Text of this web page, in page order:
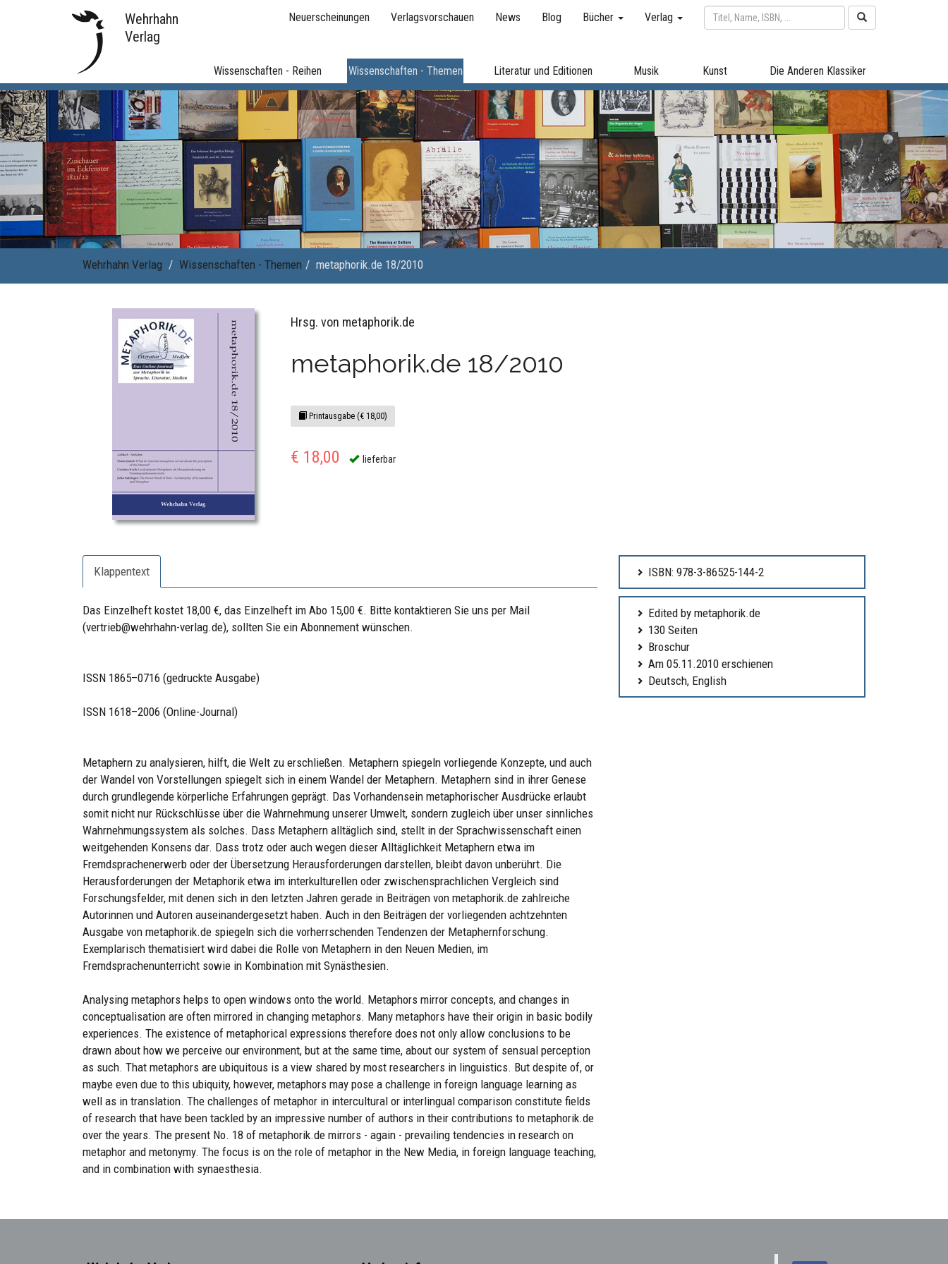
Wehrhahn
Verlag
Neuerscheinungen Verlagsvorschauen News Blog Bücher Verlag
Wissenschaften - Reihen Wissenschaften - Themen Literatur und Editionen Musik Kunst Die Anderen Klassiker
Wehrhahn Verlag Wissenschaften - Themen metaphorik.de 18/2010
Hrsg. von metaphorik.de
metaphorik.de 18/2010
Printausgabe (€ 18,00)
€ 18,00 lieferbar
Klappentext
Das Einzelheft kostet 18,00 €, das Einzelheft im Abo 15,00 €. Bitte kontaktieren Sie uns per Mail
(vertrieb@wehrhahn-verlag.de), sollten Sie ein Abonnement wünschen.
ISSN 1865–0716 (gedruckte Ausgabe)
ISSN 1618–2006 (Online-Journal)
Metaphern zu analysieren, hilft, die Welt zu erschließen. Metaphern spiegeln vorliegende Konzepte, und auch
der Wandel von Vorstellungen spiegelt sich in einem Wandel der Metaphern. Metaphern sind in ihrer Genese
durch grundlegende körperliche Erfahrungen geprägt. Das Vorhandensein metaphorischer Ausdrücke erlaubt
somit nicht nur Rückschlüsse über die Wahrnehmung unserer Umwelt, sondern zugleich über unser sinnliches
Wahrnehmungssystem als solches. Dass Metaphern alltäglich sind, stellt in der Sprachwissenschaft einen
weitgehenden Konsens dar. Dass trotz oder auch wegen dieser Alltäglichkeit Metaphern etwa im
Fremdsprachenerwerb oder der Übersetzung Herausforderungen darstellen, bleibt davon unberührt. Die
Herausforderungen der Metaphorik etwa im interkulturellen oder zwischensprachlichen Vergleich sind
Forschungsfelder, mit denen sich in den letzten Jahren gerade in Beiträgen von metaphorik.de zahlreiche
Autorinnen und Autoren auseinandergesetzt haben. Auch in den Beiträgen der vorliegenden achtzehnten
Ausgabe von metaphorik.de spiegeln sich die vorherrschenden Tendenzen der Metaphernforschung.
Exemplarisch thematisiert wird dabei die Rolle von Metaphern in den Neuen Medien, im
Fremdsprachenunterricht sowie in Kombination mit Synästhesien.
Analysing metaphors helps to open windows onto the world. Metaphors mirror concepts, and changes in
conceptualisation are often mirrored in changing metaphors. Many metaphors have their origin in basic bodily
experiences. The existence of metaphorical expressions therefore does not only allow conclusions to be
drawn about how we perceive our environment, but at the same time, about our system of sensual perception
as such. That metaphors are ubiquitous is a view shared by most researchers in linguistics. But despite of, or
maybe even due to this ubiquity, however, metaphors may pose a challenge in foreign language learning as
well as in translation. The challenges of metaphor in intercultural or interlingual comparison constitute fields
of research that have been tackled by an impressive number of authors in their contributions to metaphorik.de
over the years. The present No. 18 of metaphorik.de mirrors - again - prevailing tendencies in research on
metaphor and metonymy. The focus is on the role of metaphor in the New Media, in foreign language teaching,
and in combination with synaesthesia.
ISBN: 978-3-86525-144-2
Edited by metaphorik.de
130 Seiten
Broschur
Am 05.11.2010 erschienen
Deutsch, English